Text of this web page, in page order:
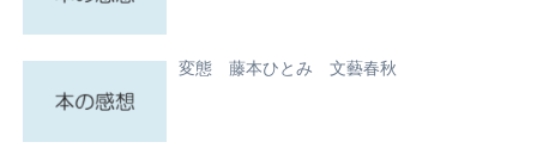
変態 藤本ひとみ 文藝春秋